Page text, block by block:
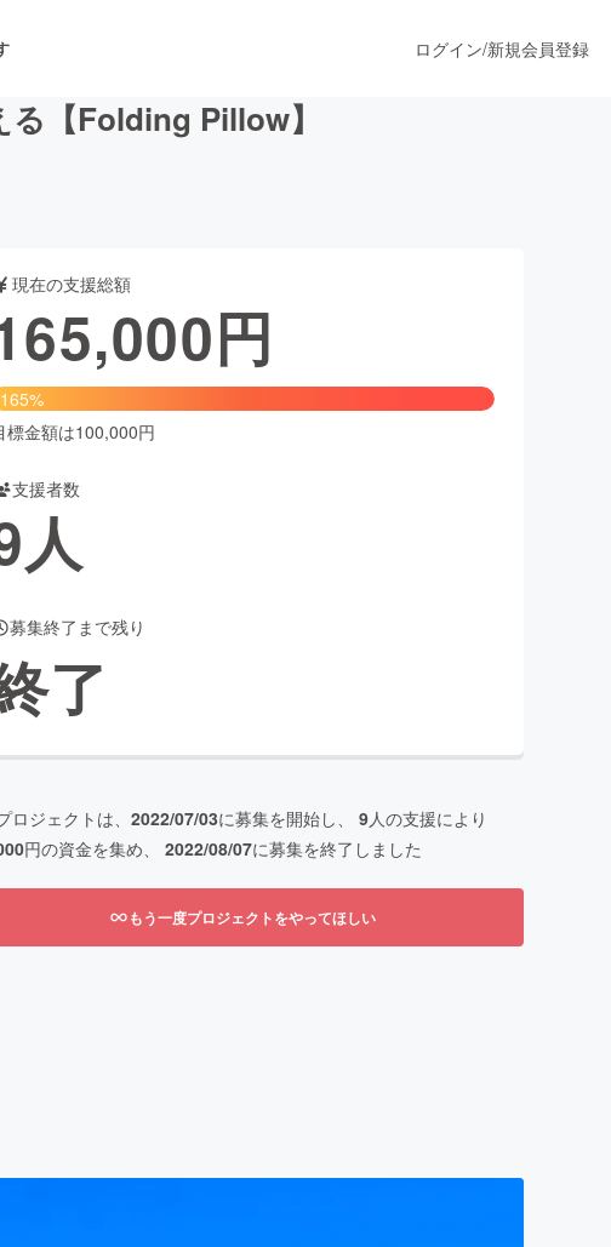
ンス
ファッション
ルスケア
ログイン/新規会員登録
【Folding Pillow】
現在の支援総額
円
165%
標金額は100,000円
支援者数
人
募集終了まで残り
了
ロジェクトは、 2022/07/03に募集を開始し、 9人の支援により
円の資金を集め、 2022/08/07に募集を終了しました
もう一度プロジェクトをやってほしい